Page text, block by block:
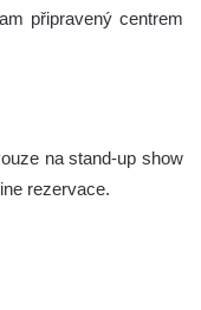
připravený centrem
na stand-up show
rezervace.